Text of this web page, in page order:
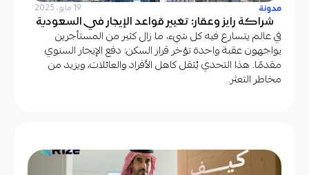
مدونة 19 مايو، 2025
شراكة رايز وعقار: تغيير قواعد الإيجار في السعودية
في عالم يتسارع فيه كل شيء، ما زال كثير من المستأجرين
يواجهون عقبة واحدة تؤخر قرار السكن: دفع الإيجار السنوي
مقدمًا. هذا التحدي يُثقل كاهل الأفراد والعائلات، ويزيد من
مخاطر التعثر.